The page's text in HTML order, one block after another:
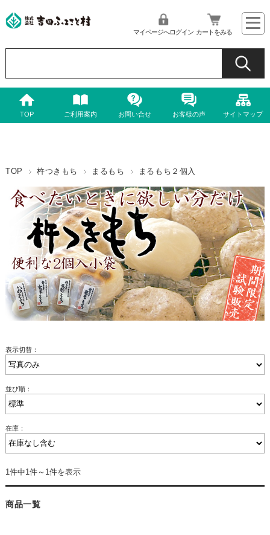
マイページへログイン カートをみる
TOP ご利用案内 お問い合せ お客様の声 サイトマップ
TOP 杵つきもち まるもち まるもち２個入
表示切替：
並び順：
在庫：
1件中1件～1件を表示
商品一覧